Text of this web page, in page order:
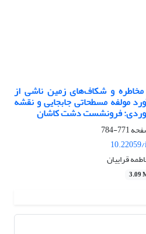
و شکاف‌های زمین ناشی از
مولفه مسطحاتی جابجایی و نقشه
فرونشست دشت کاشان
771-784
قراییان
3.09